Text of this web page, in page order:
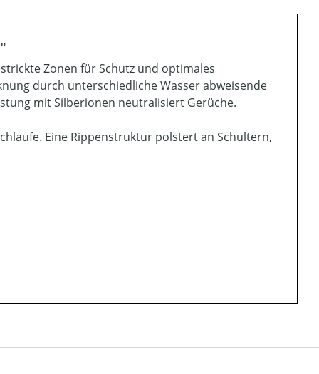
Zonen für Schutz und optimales
durch unterschiedliche Wasser abweisende
mit Silberionen neutralisiert Gerüche.
Eine Rippenstruktur polstert an Schultern,